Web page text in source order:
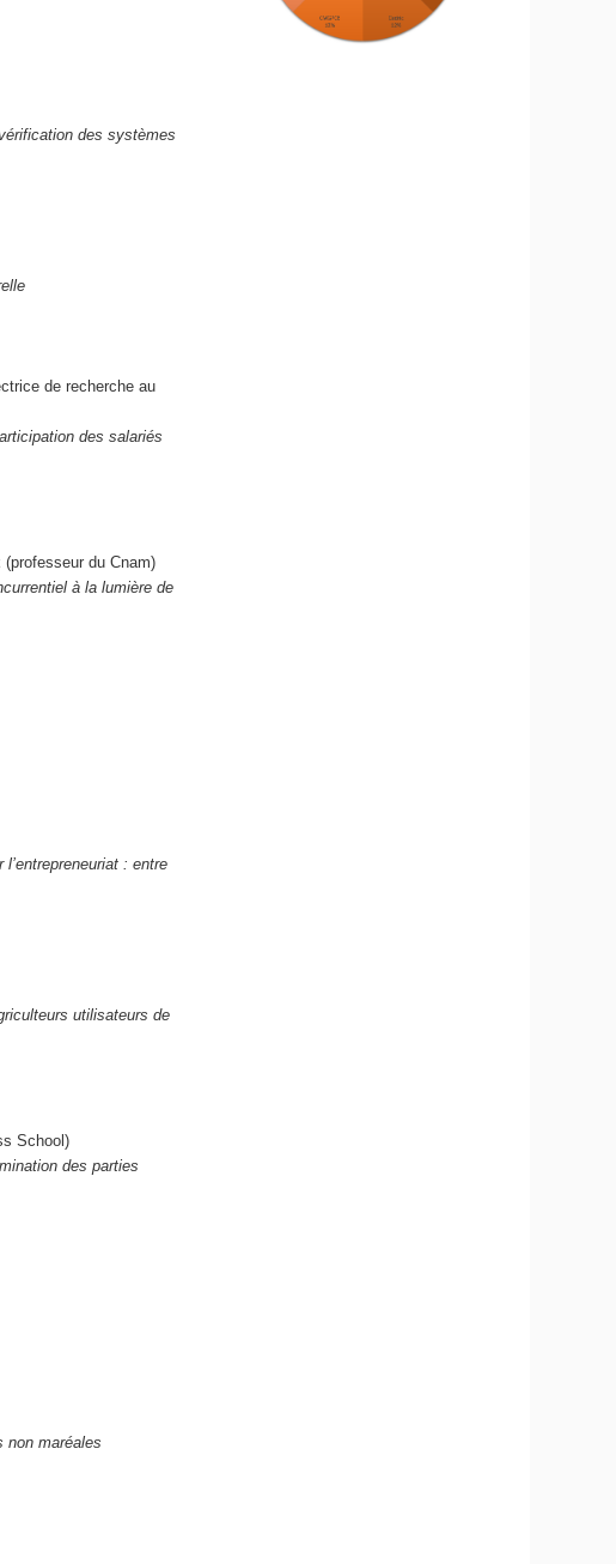
des systèmes
de recherche au
des salariés
du Cnam)
à la lumière de
l’entrepreneuriat : entre
utilisateurs de
School)
des parties
non maréales